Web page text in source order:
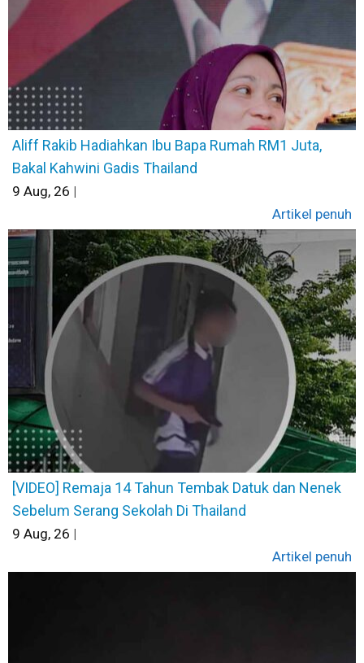
Aliff Rakib Hadiahkan Ibu Bapa Rumah RM1 Juta,
Bakal Kahwini Gadis Thailand
9 Aug, 26 |
Artikel penuh
[VIDEO] Remaja 14 Tahun Tembak Datuk dan Nenek
Sebelum Serang Sekolah Di Thailand
9 Aug, 26 |
Artikel penuh